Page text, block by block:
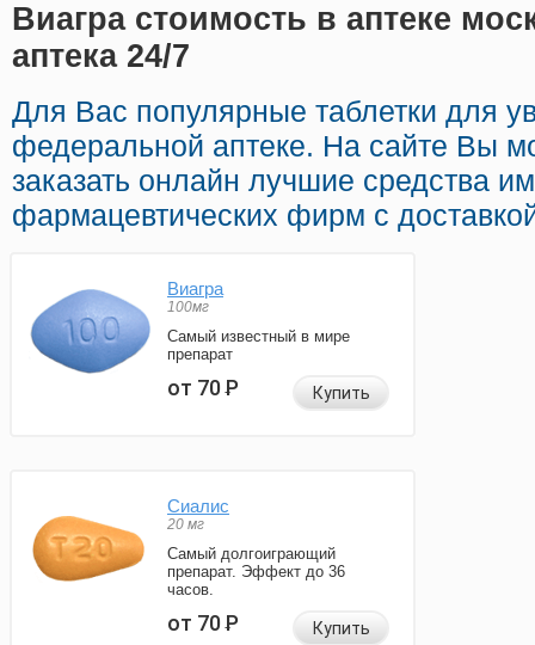
Виагра стоимость в аптеке
аптека 24/7
Для Вас популярные таблетки для
федеральной аптеке. На сайте Вы
заказать онлайн лучшие средства
фармацевтических фирм с
Виагра
100мг
Самый известный в мире
препарат
от 70Р Купить
Сиалис
20 мг
Самый долгоиграющий
препарат. Эффект до 36
часов.
от 70Р Купить